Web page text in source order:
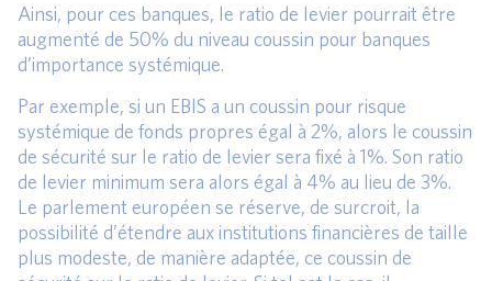
Ainsi, pour ces banques, le ratio de levier pourrait être
augmenté de 50% du niveau coussin pour banques
d’importance systémique.
Par exemple, si un EBIS a un coussin pour risque
systémique de fonds propres égal à 2%, alors le coussin
de sécurité sur le ratio de levier sera fixé à 1%. Son ratio
de levier minimum sera alors égal à 4% au lieu de 3%.
Le parlement européen se réserve, de surcroit, la
possibilité d’étendre aux institutions financières de taille
plus modeste, de manière adaptée, ce coussin de